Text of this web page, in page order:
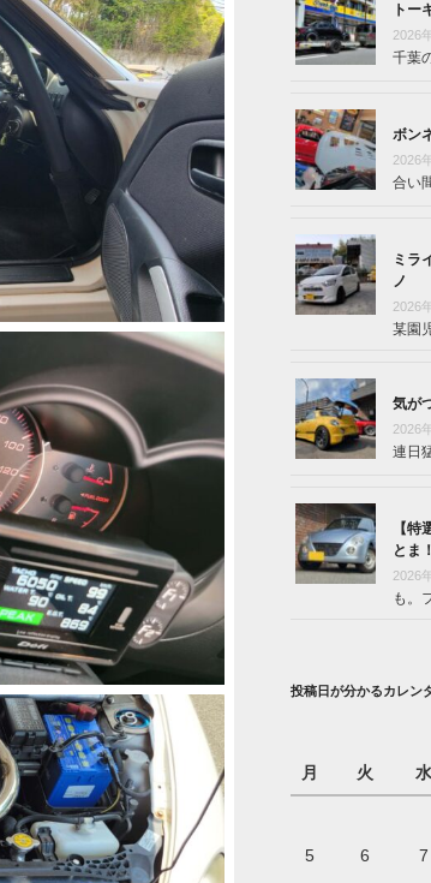
トー
2026
千葉
ボン
2026
合い
ミラ
ノ
2026
某園
気が
2026
連日
【
とま！
2026
も。
投稿日が分かるカレン
月
火 水
5 6 7